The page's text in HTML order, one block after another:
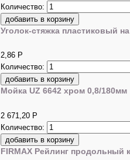
Количество:
Уголок-стяжка пластиковый
2,86 Р
Количество:
Мойка UZ 6642 хром 0,8/180мм
2 671,20 Р
Количество:
FIRMAX Рейлинг продольный